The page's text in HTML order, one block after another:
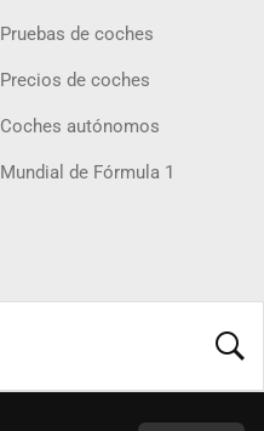
Pruebas de coches
Precios de coches
Coches autónomos
Mundial de Fórmula 1